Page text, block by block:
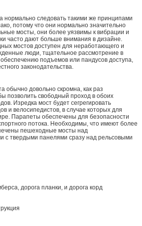
нормально следовать такими же принципами
потому что они нормально значительно
мосты, они более уязвимы к вибрации и
часто дают больше внимания в дизайне.
мостов доступен для неработающего и
люди, тщательное рассмотрение в
подъемов или пандусов доступа,
законодательства.
обычно довольно скромна, как раз
позволить свободный проход в обоих
Изредка мост будет сегрегировать
и велосипедистов, в случае которых для
Парапеты обеспечены для безопасности
потока. Необходимы, что имеют более
пешеходные мосты над
с твердыми панелями сразу над рельсовыми
дорога планки, и дорога корд